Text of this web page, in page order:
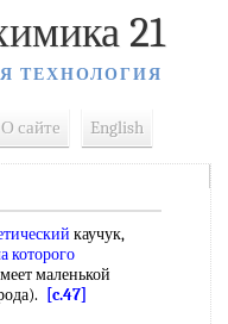
21
ТЕХНОЛОГИЯ
О сайте English
каучук,
которого
маленькой
[c.47]